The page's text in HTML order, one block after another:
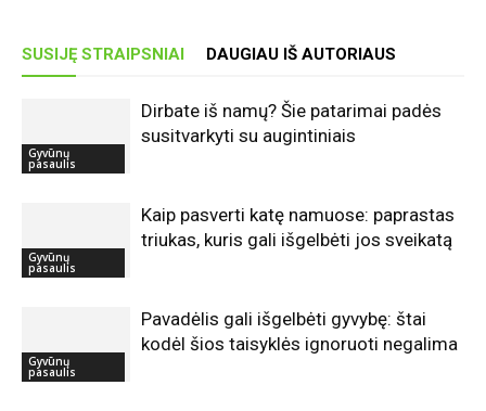
SUSIJĘ STRAIPSNIAI DAUGIAU IŠ AUTORIAUS
Gyvūnų
pasaulis
Dirbate iš namų? Šie patarimai padės
susitvarkyti su augintiniais
Gyvūnų
pasaulis
Kaip pasverti katę namuose: paprastas
triukas, kuris gali išgelbėti jos sveikatą
Gyvūnų
pasaulis
Pavadėlis gali išgelbėti gyvybę: štai
kodėl šios taisyklės ignoruoti negalima